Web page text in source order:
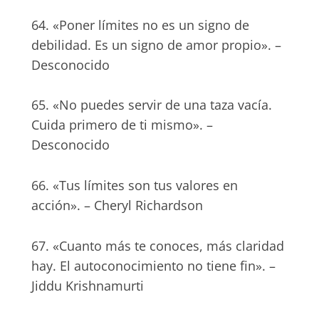
64. «Poner límites no es un signo de
debilidad. Es un signo de amor propio». –
Desconocido
65. «No puedes servir de una taza vacía.
Cuida primero de ti mismo». –
Desconocido
66. «Tus límites son tus valores en
acción». – Cheryl Richardson
67. «Cuanto más te conoces, más claridad
hay. El autoconocimiento no tiene fin». –
Jiddu Krishnamurti